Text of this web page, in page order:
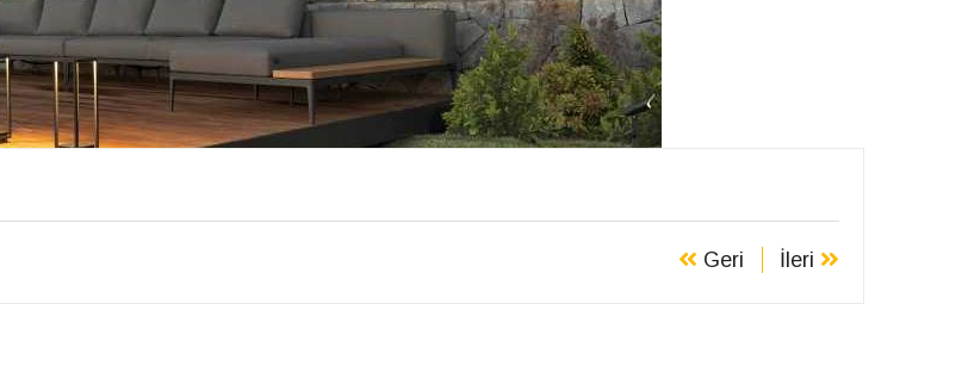
Geri İleri